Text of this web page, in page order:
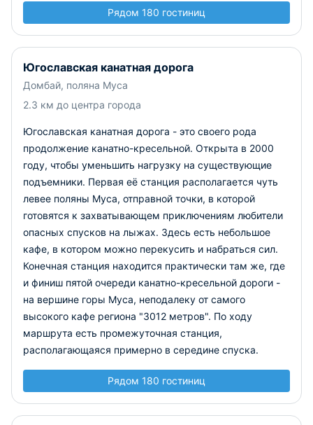
Рядом 180 гостиниц
Югославская канатная дорога
Домбай, поляна Муса
2.3 км до центра города
Югославская канатная дорога - это своего рода
продолжение канатно-кресельной. Открыта в 2000
году, чтобы уменьшить нагрузку на существующие
подъемники. Первая её станция располагается чуть
левее поляны Муса, отправной точки, в которой
готовятся к захватывающем приключениям любители
опасных спусков на лыжах. Здесь есть небольшое
кафе, в котором можно перекусить и набраться сил.
Конечная станция находится практически там же, где
и финиш пятой очереди канатно-кресельной дороги -
на вершине горы Муса, неподалеку от самого
высокого кафе региона "3012 метров". По ходу
маршрута есть промежуточная станция,
располагающаяся примерно в середине спуска.
Рядом 180 гостиниц